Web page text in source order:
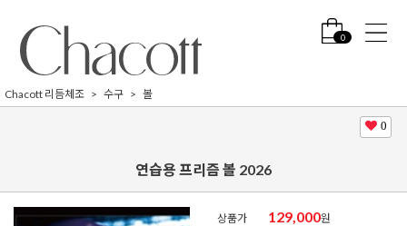
0
Chacott 리듬체조 수구 볼
0
연습용 프리즘 볼 2026
상품가 129,000원